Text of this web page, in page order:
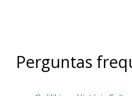
Perguntas